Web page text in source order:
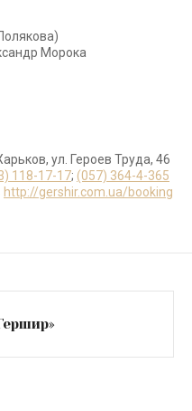
Морока
ул. Героев Труда, 46
118-17-17; (057) 364-4-365
http://gershir.com.ua/booking